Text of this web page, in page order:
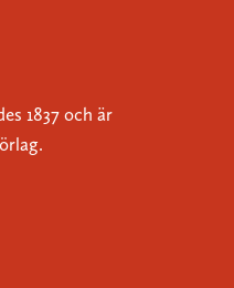
1837 och är